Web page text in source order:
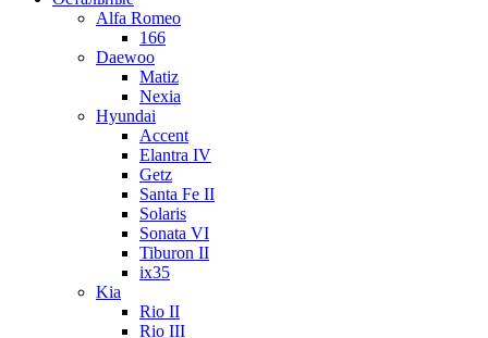
Alfa Romeo
166
Daewoo
Matiz
Nexia
Hyundai
Accent
Elantra IV
Getz
Santa Fe II
Solaris
Sonata VI
Tiburon II
ix35
Kia
Rio II
Rio III